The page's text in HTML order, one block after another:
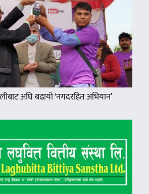
अघि बढायो ‘नगदरहित अभियान’